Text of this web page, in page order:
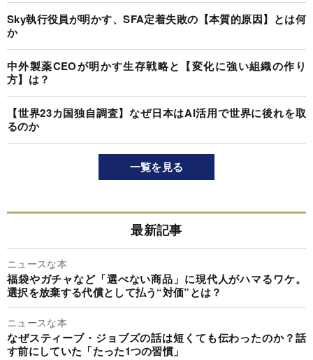
Sky執行役員が明かす、SFA定着失敗の【本質的原因】とは何
か
中外製薬CEOが明かす生存戦略と【変化に強い組織の作り
方】は？
【世界23カ国独自調査】なぜ日本はAI活用で世界に後れを取
るのか
一覧を見る
最新記事
ニュースな本
福袋やガチャなど「選べない商品」に現代人がハマるワケ。
選択を放棄する代償として払う“対価”とは？
ニュースな本
なぜスティーブ・ジョブズの話は短くても伝わったのか？話
す前にしていた「たった1つの習慣」